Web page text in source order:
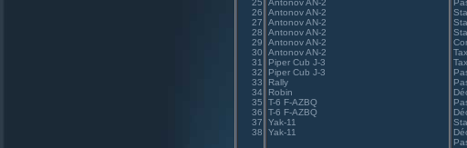
25
26
27
28
29
30
31
32
33
34
35
36
37
38
Antonov AN-2
Antonov AN-2
Antonov AN-2
Antonov AN-2
Antonov AN-2
Antonov AN-2
Piper Cub J-3
Piper Cub J-3
Rally
Robin
T-6 F-AZBQ
T-6 F-AZBQ
Yak-11
Yak-11